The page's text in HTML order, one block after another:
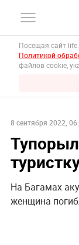
Посещая сайт
Политикой
файлов cookie,
8 сентября 2022,
На Багамах
женщина